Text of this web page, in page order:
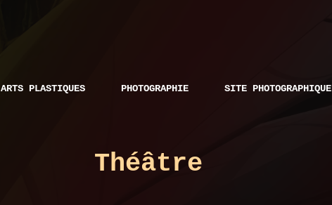
ARTS PLASTIQUES PHOTOGRAPHIE SITE PHOTOGRAPHIQUE
Théâtre